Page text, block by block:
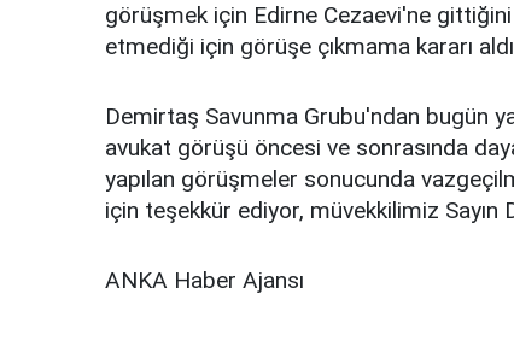
görüşmek için Edirne Cezaevi'ne
etmediği için görüşe çıkmama kararı
Demirtaş Savunma Grubu'ndan bugün
avukat görüşü öncesi ve sonrasında
yapılan görüşmeler sonucunda
için teşekkür ediyor, müvekkilimiz Sayın
ANKA Haber Ajansı